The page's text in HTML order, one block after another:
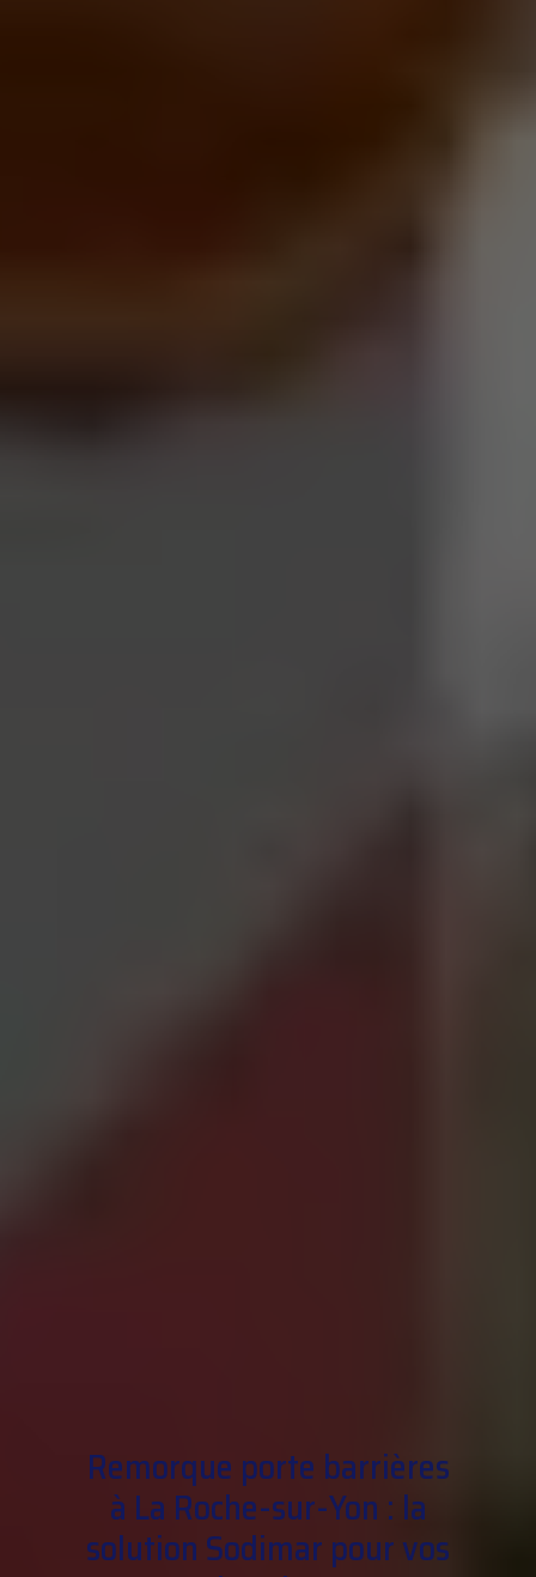
Remorque porte barrières
à La Roche-sur-Yon : la
solution Sodimar pour vos